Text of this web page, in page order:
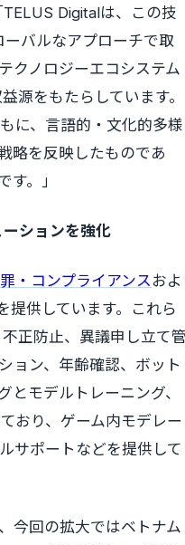
Digitalは、この技
バルなアプローチで取
クノロジーエコシステム
源をもたらしています。
に、言語的・文化的多様
略を反映したものであ
。」
ションを強化
・コンプライアンス およ
提供しています。これら
正防止、異議申し立て管
ョン、年齢確認、ボット
モデルトレーニング、
おり、ゲーム内モデレー
サポートなどを提供して
今回の拡大ではベトナム